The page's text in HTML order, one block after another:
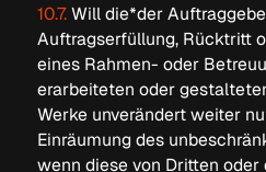
10.7.Will die*der
Auftragserfüllung, Rücktritt
eines Rahmen- oder
erarbeiteten oder
Werke unverändert weiter
Einräumung des
wenn diese von Dritten oder